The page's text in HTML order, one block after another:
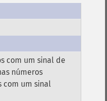
com um sinal de
números
com um sinal